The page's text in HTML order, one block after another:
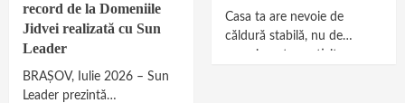
record de la Domeniile
Jidvei realizată cu Sun
Leader
BRAȘOV, Iulie 2026 – Sun
Leader prezintă
Casa ta are nevoie de
căldură stabilă, nu de